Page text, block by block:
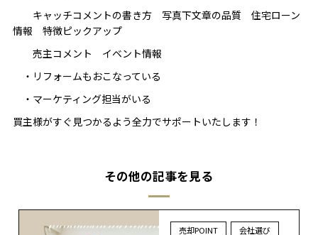
キャッチコメントの書き方 写真下文章の品質 住宅ローン
情報 特徴ピックアップ
売主コメント イベント情報
・リフォームもおこなっている
・マーケティング担当がいる
買主様がすぐ見つかるよう全力でサポートいたします！
その他の記事を見る
売却POINT
会社選び